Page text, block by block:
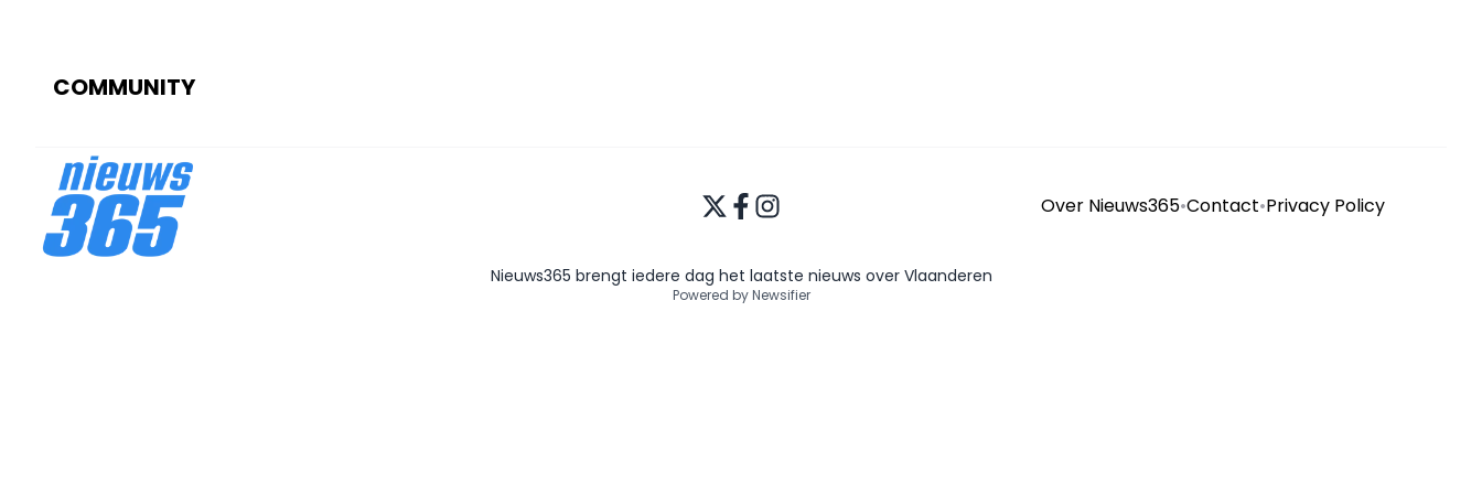
COMMUNITY
Over Nieuws365•Contact•Privacy Policy
Nieuws365 brengt iedere dag het laatste nieuws over Vlaanderen
Powered by Newsifier